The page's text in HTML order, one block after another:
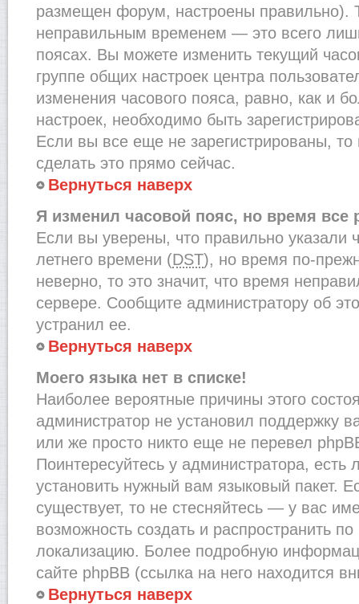
размещен форум, настроены правильно).
неправильным временем — это всего
поясах. Вы можете изменить текущий
группе общих настроек центра
изменения часового пояса, равно, как и
настроек, необходимо быть
Если вы все еще не зарегистрированы,
сделать это прямо сейчас.
Вернуться наверх
Я изменил часовой пояс, но время все
Если вы уверены, что правильно указали
летнего времени (DST), но время по-
неверно, то это значит, что время
сервере. Сообщите администратору об
устранил ее.
Вернуться наверх
Моего языка нет в списке!
Наиболее вероятные причины этого
администратор не установил поддержку
или же просто никто еще не перевел
Поинтересуйтесь у администратора, есть
установить нужный вам языковый пакет.
существует, то не стесняйтесь — у вас
возможность создать и распространить
локализацию. Более подробную
сайте phpBB (ссылка на него находится
Вернуться наверх